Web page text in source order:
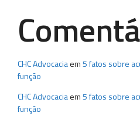
CHC Advocaciaem5 fatos sobre
função
CHC Advocaciaem5 fatos sobre
função